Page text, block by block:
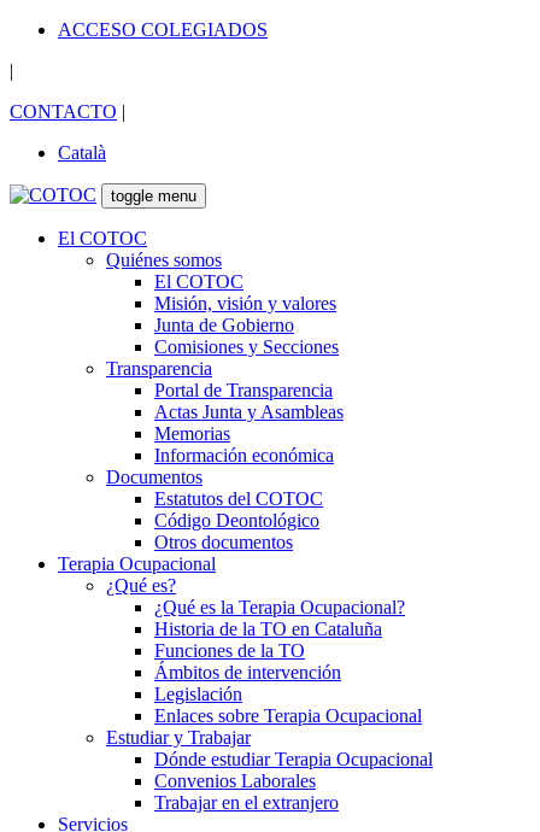
ACCESO COLEGIADOS
|
CONTACTO |
Català
toggle menu
El COTOC
Quiénes somos
El COTOC
Misión, visión y valores
Junta de Gobierno
Comisiones y Secciones
Transparencia
Portal de Transparencia
Actas Junta y Asambleas
Memorias
Información económica
Documentos
Estatutos del COTOC
Código Deontológico
Otros documentos
Terapia Ocupacional
¿Qué es?
¿Qué es la Terapia Ocupacional?
Historia de la TO en Cataluña
Funciones de la TO
Ámbitos de intervención
Legislación
Enlaces sobre Terapia Ocupacional
Estudiar y Trabajar
Dónde estudiar Terapia Ocupacional
Convenios Laborales
Trabajar en el extranjero
Servicios